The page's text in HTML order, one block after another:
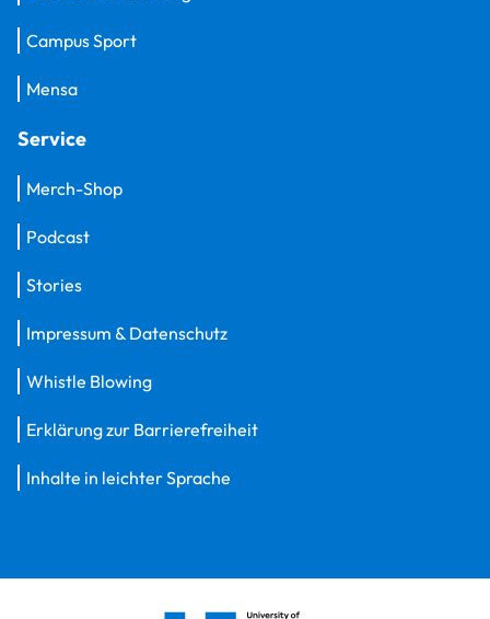
Campus Sport
Mensa
Service
Merch-Shop
Podcast
Stories
Impressum & Datenschutz
Whistle Blowing
Erklärung zur Barrierefreiheit
Inhalte in leichter Sprache